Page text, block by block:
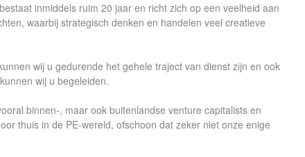
bestaat inmiddels ruim 20 jaar en richt zich op een veelheid aan
waarbij strategisch denken en handelen veel creatieve
wij u gedurende het gehele traject van dienst zijn en ook
wij u begeleiden.
binnen-, maar ook buitenlandse venture capitalists en
thuis in de PE-wereld, ofschoon dat zeker niet onze enige